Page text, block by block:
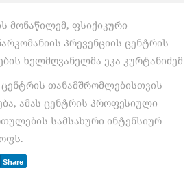
მონაწილემ, ფსიქიკური
პრევენციის ცენტრის
ხელმღვანელმა ეკა კურტანიძემ
ცენტრის თანამშრომლებისთვის
ამას ცენტრის პროფესიული
სამსახური ინტენსიურ
Share